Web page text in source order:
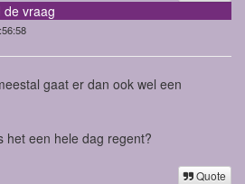
de vraag
gaat er dan ook wel een
het een hele dag regent?
Quote